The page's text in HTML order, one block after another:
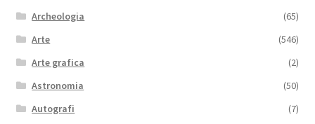
Archeologia
(65)
Arte
(546)
Arte grafica
(2)
Astronomia
(50)
Autografi
(7)